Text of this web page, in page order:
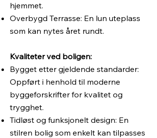
hjemmet.
Overbygd Terrasse: En lun uteplass
som kan nytes året rundt.
Kvaliteter ved boligen:
Bygget etter gjeldende standarder:
Oppført i henhold til moderne
byggeforskrifter for kvalitet og
trygghet.
Tidløst og funksjonelt design: En
stilren bolig som enkelt kan tilpasses